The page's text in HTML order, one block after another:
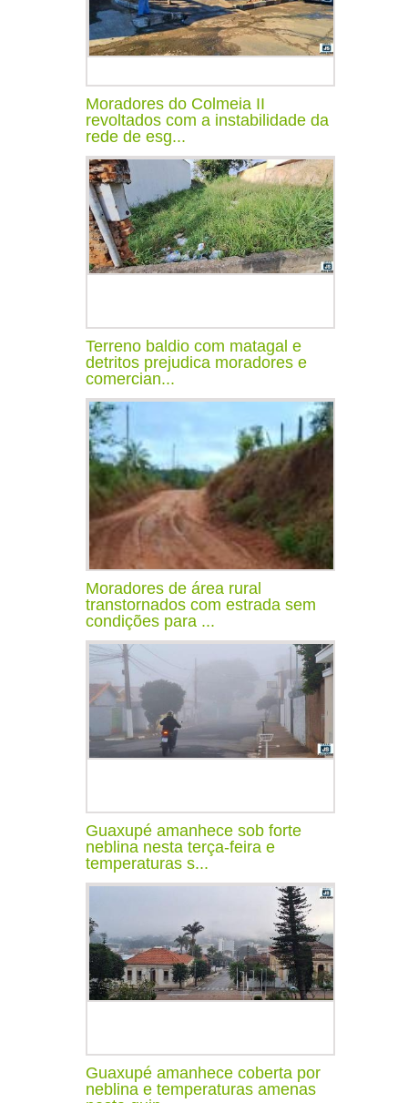
Moradores do Colmeia II
revoltados com a instabilidade da
rede de esg...
Terreno baldio com matagal e
detritos prejudica moradores e
comercian...
Moradores de área rural
transtornados com estrada sem
condições para ...
Guaxupé amanhece sob forte
neblina nesta terça-feira e
temperaturas s...
Guaxupé amanhece coberta por
neblina e temperaturas amenas